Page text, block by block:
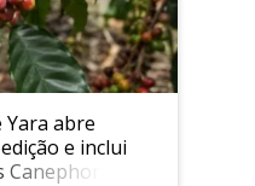
abre
e inclui